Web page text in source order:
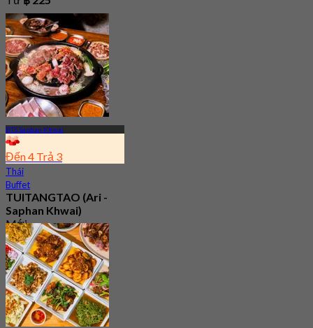
BTS Saphan Khwai
Đến 4 Trả 3
Thái
Buffet
TUITANGTAO (Ari -
Saphan Khwai)
Mới
4.5
Từ฿ 291